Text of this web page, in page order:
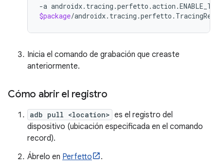
-a
$package
Inicia el comando de grabación que creaste
anteriormente.
Cómo abrir el registro
adb pull <location> es el registro del
dispositivo (ubicación especificada en el comando
record).
Ábrelo en Perfetto .